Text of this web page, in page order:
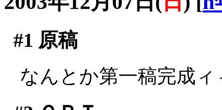
#1 原稿
なんとか第一稿完成